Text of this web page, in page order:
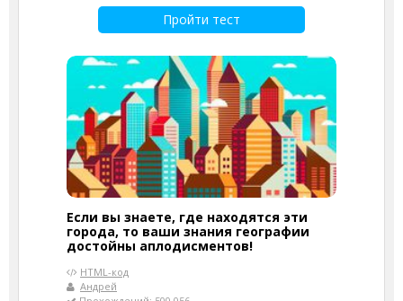
Пройти тест
Если вы знаете, где находятся эти
города, то ваши знания географии
достойны аплодисментов!
HTML-код
Андрей